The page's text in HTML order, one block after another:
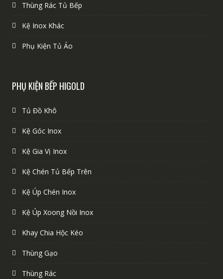
Thùng Rác Tủ Bếp
Kệ Inox Khác
Phụ Kiện Tủ Áo
PHỤ KIỆN BẾP HIGOLD
Tủ Đồ Khô
Kệ Góc Inox
Kệ Gia Vị Inox
Kệ Chén Tủ Bếp Trên
Kệ Úp Chén Inox
Kệ Úp Xoong Nồi Inox
Khay Chia Hộc Kéo
Thùng Gạo
Thùng Rác